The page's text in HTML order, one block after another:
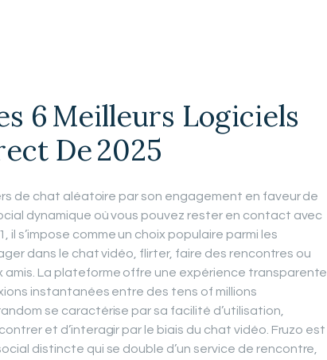
6 Meilleurs Logiciels
De 2025
de chat aléatoire par son engagement en faveur de
dynamique où vous pouvez rester en contact avec
il s’impose comme un choix populaire parmi les
dans le chat vidéo, flirter, faire des rencontres ou
amis. La plateforme offre une expérience transparente
instantanées entre des tens of millions
se caractérise par sa facilité d’utilisation,
et d’interagir par le biais du chat vidéo. Fruzo est
distincte qui se double d’un service de rencontre,